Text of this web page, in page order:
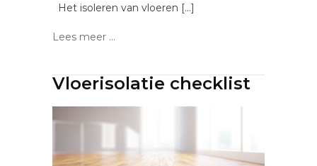
Het isoleren van vloeren […]
Lees meer ...
Vloerisolatie checklist